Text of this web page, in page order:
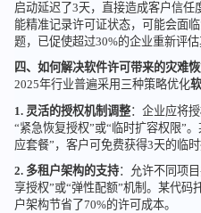
启动延迟了3天，直接造成客户信任
能精准记录许可证状态，可能会面
题，已促使超过30%的企业重新评
四、如何解决软件许可带来的灾难
2025年行业普遍采用三种策略优化
1. 灵活的授权机制调整：企业应将
“紧急恢复授权”或“临时扩容权限”
应套餐”，客户可免费获得3天的临
2. 多租户架构的支持：允许不同项
享授权”或“弹性配额”机制。某代码
户架构节省了70%的许可成本。